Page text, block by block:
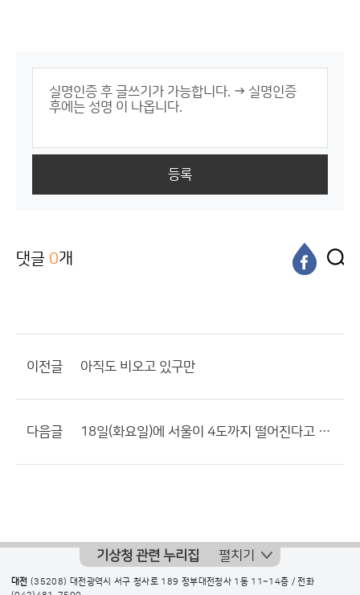
등록
댓글 0개
이전글 아직도 비오고 있구만
다음글 18일(화요일)에 서울이 4도까지 떨어진다고 하네요...
기상청 관련 누리집 펼치기
대전 (35208) 대전광역시 서구 청사로 189 정부대전청사 1동 11~14층 / 전화